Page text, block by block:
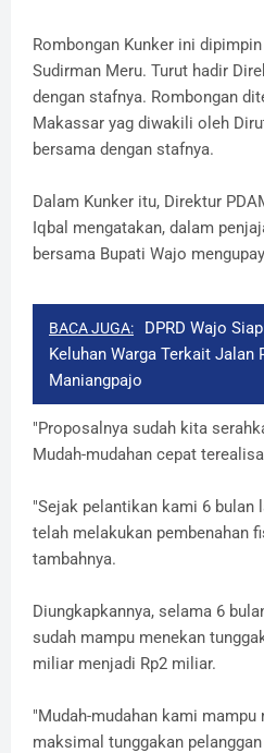
Rombongan Kunker ini
Sudirman Meru. Turut hadir
dengan stafnya. Rombongan
Makassar yag diwakili oleh
bersama dengan stafnya.
Dalam Kunker itu, Direktur
Iqbal mengatakan, dalam
bersama Bupati Wajo
BACA JUGA:
DPRD Wajo
Keluhan Warga Terkait Jalan
Maniangpajo
"Proposalnya sudah kita
Mudah-mudahan cepat
"Sejak pelantikan kami 6 bulan
telah melakukan pembenahan
tambahnya.
Diungkapkannya, selama 6
sudah mampu menekan
miliar menjadi Rp2 miliar.
"Mudah-mudahan kami mampu
maksimal tunggakan